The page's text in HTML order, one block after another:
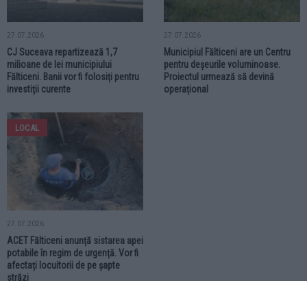
27.07.2026
CJ Suceava repartizează 1,7
milioane de lei municipiului
Fălticeni. Banii vor fi folosiți pentru
investiții curente
27.07.2026
Municipiul Fălticeni are un Centru
pentru deșeurile voluminoase.
Proiectul urmează să devină
operațional
LOCAL
27.07.2026
ACET Fălticeni anunță sistarea apei
potabile în regim de urgență. Vor fi
afectați locuitorii de pe șapte
străzi